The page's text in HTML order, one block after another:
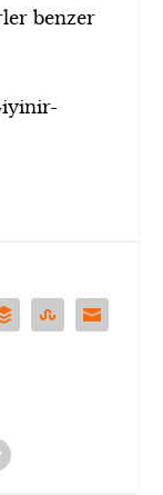
benzer